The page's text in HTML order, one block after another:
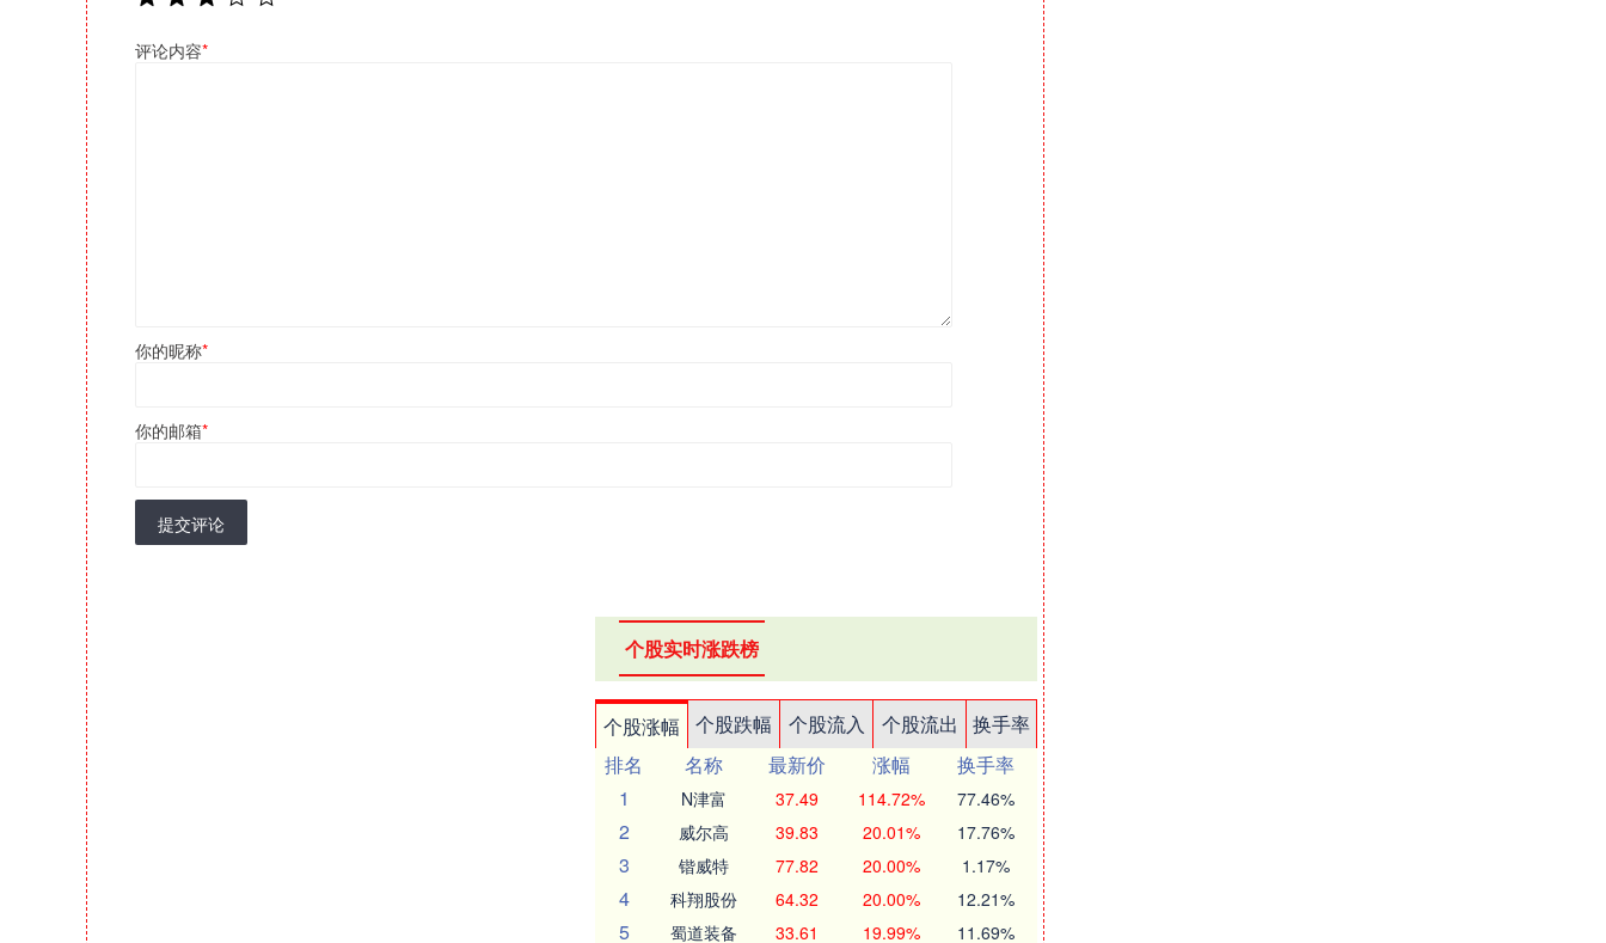
评论内容*
你的昵称*
你的邮箱*
提交评论
个股实时涨跌榜
个股涨幅 个股跌幅 个股流入 个股流出
换手率
排名
名称 最新价 涨幅
换手率
1
N津富 37.49 114.72% 77.46%
2 威尔高 39.83 20.01% 17.76%
3 锴威特 77.82 20.00% 1.17%
4 科翔股份 64.32 20.00% 12.21%
5 蜀道装备 33.61 19.99% 11.69%